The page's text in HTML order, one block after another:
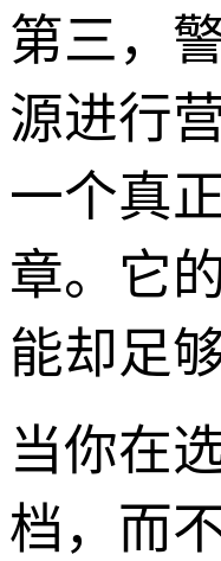
第三，
源进行
一个真
章。它
能却足
当你在
档，而